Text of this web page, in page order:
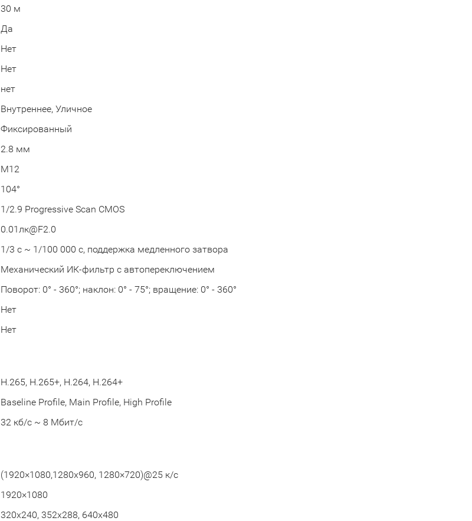
30 м
Да
Нет
Нет
нет
Внутреннее, Уличное
Фиксированный
2.8 мм
М12
104°
1/2.9 Progressive Scan CMOS
0.01лк@F2.0
1/3 с ~ 1/100 000 с, поддержка медленного затвора
Механический ИК-фильтр с автопереключением
Поворот: 0° - 360°; наклон: 0° - 75°; вращение: 0° - 360°
Нет
Нет
H.265, H.265+, H.264, H.264+
Baseline Profile, Main Profile, High Profile
32 кб/с ~ 8 Мбит/с
(1920×1080,1280х960, 1280×720)@25 к/с
1920×1080
320x240, 352х288, 640x480